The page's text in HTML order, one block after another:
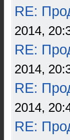
RE:
2014,
RE:
2014,
RE:
2014,
RE: